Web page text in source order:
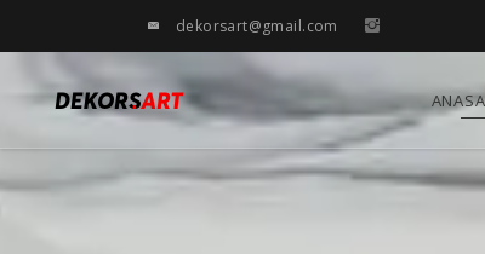
dekorsart@gmail.com